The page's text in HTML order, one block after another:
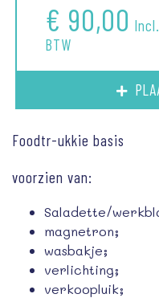
€ 90,00 Incl.
BTW
Foodtr-ukkie basis
voorzien van:
Saladette/
magnetron;
wasbakje;
verlichting;
verkoopluik;